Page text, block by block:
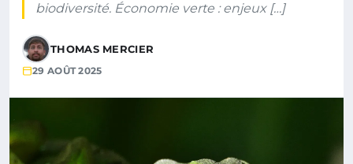
biodiversité. Économie verte : enjeux […]
THOMAS MERCIER
29 AOÛT 2025